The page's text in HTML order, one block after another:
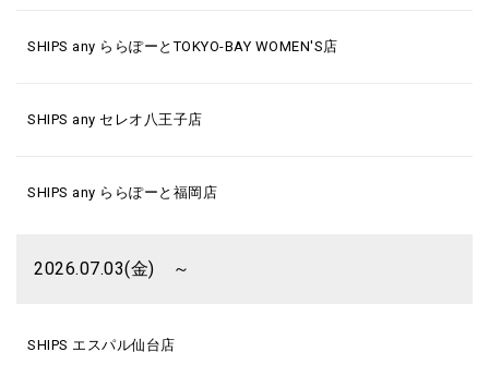
SHIPS any ららぽーとTOKYO-BAY WOMEN'S店
SHIPS any セレオ八王子店
SHIPS any ららぽーと福岡店
2026.07.03(金) ～
SHIPS エスパル仙台店